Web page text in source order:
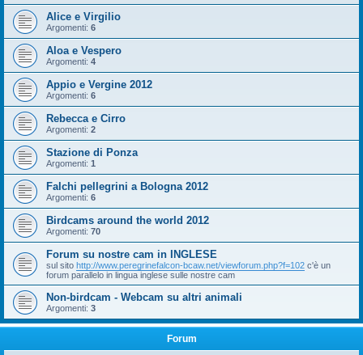
Alice e Virgilio
Argomenti: 6
Aloa e Vespero
Argomenti: 4
Appio e Vergine 2012
Argomenti: 6
Rebecca e Cirro
Argomenti: 2
Stazione di Ponza
Argomenti: 1
Falchi pellegrini a Bologna 2012
Argomenti: 6
Birdcams around the world 2012
Argomenti: 70
Forum su nostre cam in INGLESE
sul sito http://www.peregrinefalcon-bcaw.net/viewforum.php?f=102 c'è un
forum parallelo in lingua inglese sulle nostre cam
Non-birdcam - Webcam su altri animali
Argomenti: 3
Forum